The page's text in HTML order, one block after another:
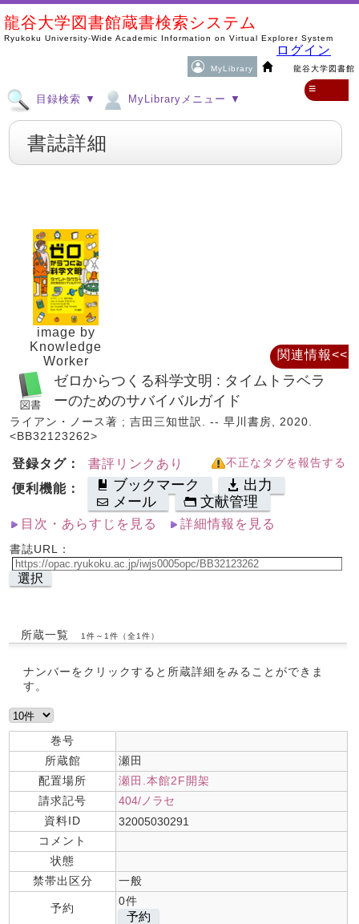
龍谷大学図書館蔵書検索システム
Ryukoku University-Wide Academic Information on Virtual Explorer System
MyLibrary 龍谷大学図書館
ログイン
目録検索 ▼ MyLibraryメニュー ▼
≡
書誌詳細
image by
Knowledge
Worker
ゼロからつくる科学文明 : タイムトラベラ
ーのためのサバイバルガイド
ライアン・ノース著 ; 吉田三知世訳. -- 早川書房, 2020.
<BB32123262>
登録タグ： 書評リンクあり 不正なタグを報告する
便利機能： ブックマーク
出力
メール
文献管理
目次・あらすじを見る 詳細情報を見る
書誌URL：
選択
所蔵一覧 1件～1件（全1件）
ナンバーをクリックすると所蔵詳細をみることができま
す。
巻号
所蔵館
瀬田
配置場所
瀬田.本館2F開架
請求記号
404/ノラセ
資料ID
32005030291
コメント
状態
禁帯出区分
一般
予約
0件
予約
関連情報<<